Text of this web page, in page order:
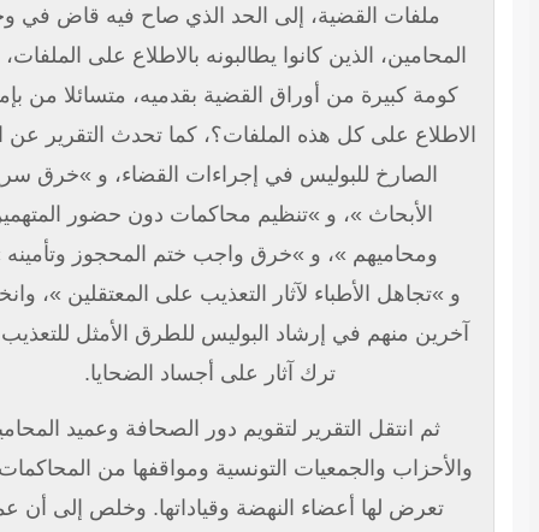
ملفات القضية، إلى الحد الذي صاح فيه قاض في وجه
الذين كانوا يطالبونه بالاطلاع على الملفات، ضاربا
كومة كبيرة من أوراق القضية بقدميه، متسائلا من بإمكانه
على كل هذه الملفات؟، كما تحدث التقرير عن التدخل
الصارخ للبوليس في إجراءات القضاء، و »خرق سرية
الأبحاث »، و »تنظيم محاكمات دون حضور المتهمين
ومحاميهم »، و »خرق واجب ختم المحجوز وتأمينه »،
و »تجاهل الأطباء لآثار التعذيب على المعتقلين »، وانخراط
منهم في إرشاد البوليس للطرق الأمثل للتعذيب، دون
ترك آثار على أجساد الضحايا.
ثم انتقل التقرير لتقويم دور الصحافة وعميد المحامين
والجمعيات التونسية ومواقفها من المحاكمات، التي
تعرض لها أعضاء النهضة وقياداتها. وخلص إلى أن عميد